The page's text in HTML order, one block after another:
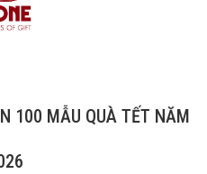
100 MẪU QUÀ TẾT NĂM